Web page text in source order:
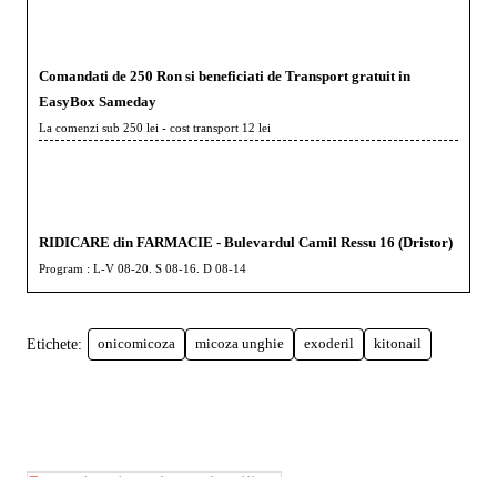
Comandati de 250 Ron si beneficiati de Transport gratuit in
EasyBox Sameday
La comenzi sub 250 lei - cost transport 12 lei
RIDICARE din FARMACIE - Bulevardul Camil Ressu 16 (Dristor)
Program : L-V 08-20. S 08-16. D 08-14
Etichete: onicomicoza micoza unghie exoderil kitonail